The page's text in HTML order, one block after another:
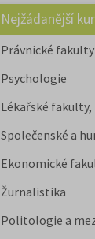
Nejžádanější
Právnické fakulty
Psychologie
Lékařské
Společenské a
Ekonomické
Žurnalistika
Politologie a